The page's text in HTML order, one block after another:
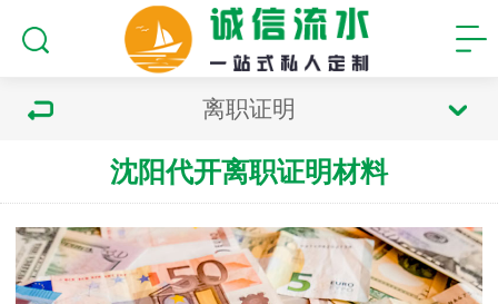
离职证明
沈阳代开离职证明材料